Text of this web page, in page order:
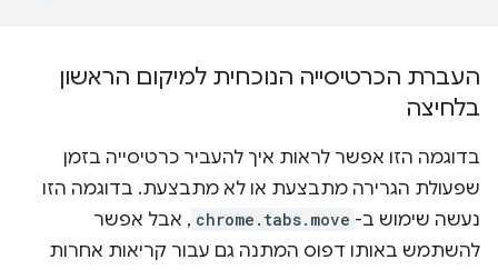
העברת הכרטיסייה הנוכחית למיקום הראשון
בלחיצה
בדוגמה הזו אפשר לראות איך להעביר כרטיסייה בזמן
שפעולת הגרירה מתבצעת או לא מתבצעת. בדוגמה הזו
נעשה שימוש ב- chrome.tabs.move , אבל אפשר
להשתמש באותו דפוס המתנה גם עבור קריאות אחרות